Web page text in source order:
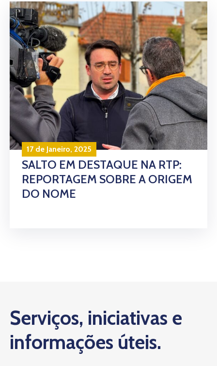
17 de Janeiro, 2025
SALTO EM DESTAQUE NA RTP:
REPORTAGEM SOBRE A ORIGEM
DO NOME
Serviços, iniciativas e
informações úteis.